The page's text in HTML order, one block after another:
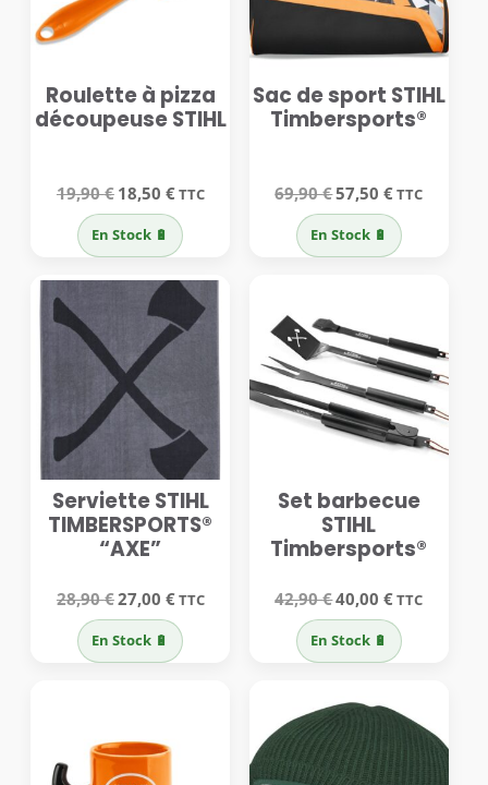
Roulette à pizza
découpeuse STIHL
19,90€ Le
prix
initial
était :
19,90 €.
18,50 €Le
actuel
est :
18,50 €.
TTC
En Stock 🔋
Sac de sport STIHL
Timbersports®
69,90€Le
prix
initial
était :
69,90 €.
57,50€Le
actuel
est :
57,50 €.
TTC
En Stock 🔋
Serviette STIHL
TIMBERSPORTS®
“AXE”
28,90€Le
prix
initial
était :
28,90 €.
27,00 €Le
actuel
est :
27,00 €.
TTC
En Stock 🔋
Set barbecue
STIHL
Timbersports®
42,90€Le
prix
initial
était :
42,90 €.
40,00€Le
actuel
est :
40,00 €.
TTC
En Stock 🔋